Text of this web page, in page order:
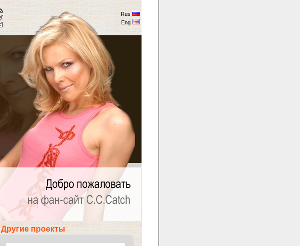
Rus
Eng
Другие проекты